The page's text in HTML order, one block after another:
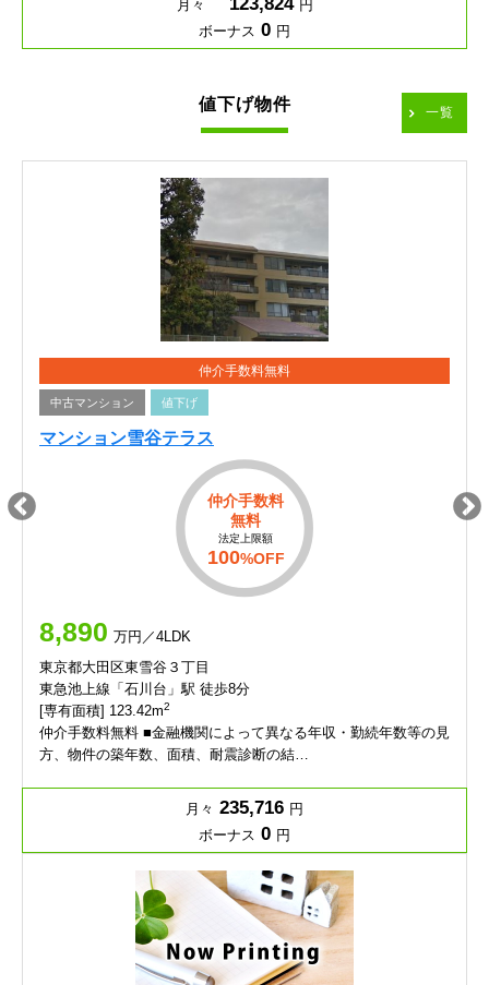
月々
円
ボーナス 0 円
値下げ物件 一覧
仲介手数料無料
中古マンション 値下げ
マンション雪谷テラス
仲介手数料
無料
法定上限額
100%OFF
8,890 万円／4LDK
東京都大田区東雪谷３丁目
東急池上線「石川台」駅 徒歩8分
[専有面積] 123.42m2
仲介手数料無料 ■金融機関によって異なる年収・勤続年数等の見
方、物件の築年数、面積、耐震診断の結…
月々 235,716 円
ボーナス 0 円